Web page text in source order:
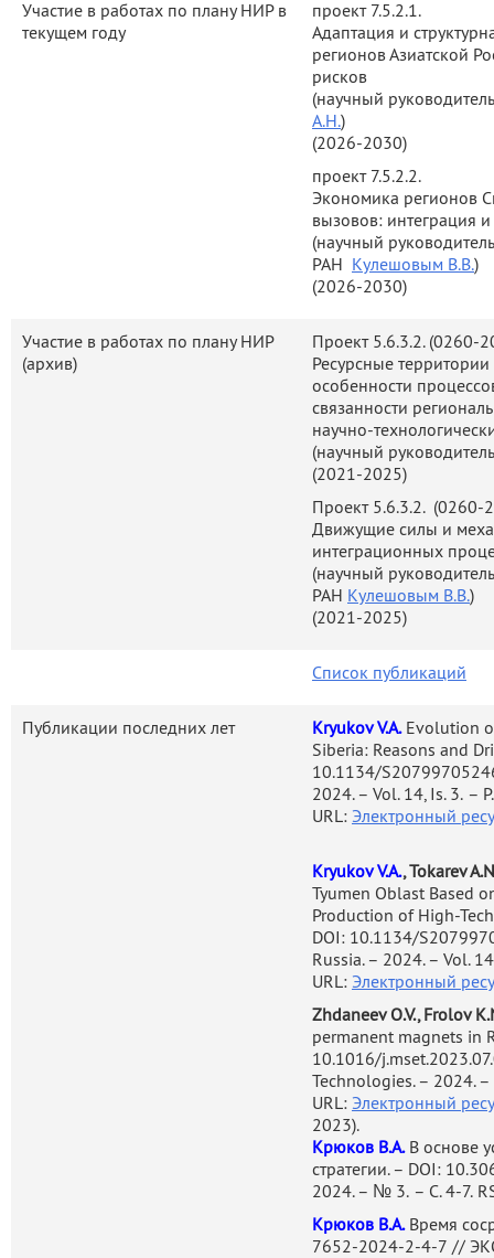
по РИНЦ - 26, по WoS -
Монография В.А.Крюкова
нефтегазового
трансформации» (1998)
области изучения
институциональной
комплекса в современных
В.А.Крюкову впервые в
в рамках общего
методологии
теории,
динамики сырьевых
исследований нашли
«Эволюционный
государственного
(2002), а также в
трансформируемой
Основные направления
связаны с изучением
правил, обеспечивающих
развитие ресурсного
регионов размещения и
комплексную социально-
направлений развития
последних лет (2012-
доминировавшие взгляды
природных ресурсов
внимание динамику
развития практик и
функционирующих в
Современная динамика
результатом не только
обучения», но также и
(ресурсных режимов)
институциональных
доходов рентного
определяют
развития экономики и
Важные научные
изучения форм и
Участие в работах по плану НИР в
текущем году
проект 7.5.2.1.
Адаптация и
регионов Азиатской
рисков
(научный
А.Н.)
(2026-2030)
проект 7.5.2.2.
Экономика регионов
вызовов: интеграция
(научный
РАН Кулешовым В.В.)
(2026-2030)
Участие в работах по плану НИР
(архив)
Проект 5.6.3.2. (0260-
Ресурсные
особенности
связанности
научно-
(научный
(2021-2025)
Проект 5.6.3.2. (0260-
Движущие силы и
интеграционных
(научный
РАН Кулешовым В.В.)
(2021-2025)
Список публикаций
Публикации последних лет Kryukov V.A. Evolution
Siberia: Reasons and
10.1134/
2024. – Vol. 14, Is. 3. –
URL: Электронный
Kryukov V.A., Tokarev
Tyumen Oblast Based
Production of High-
DOI: 10.1134/
Russia. – 2024. – Vol.
URL: Электронный
Zhdaneev O.V., Frolov
permanent magnets in
10.1016/
Technologies. – 2024.
URL: Электронный
2023).
Крюков В.А. В основе
стратегии. – DOI:
2024. – № 3. – С. 4-7.
Крюков В.А. Время
7652-2024-2-4-7 //